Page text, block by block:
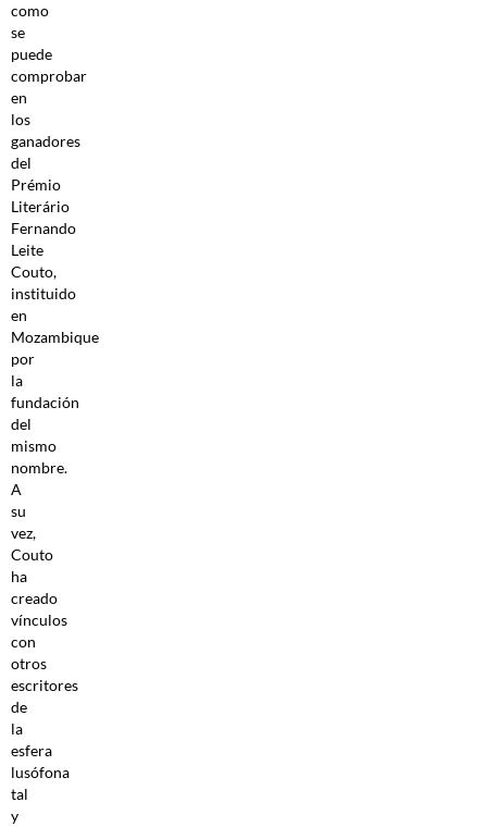
como
se
puede
comprobar
en
los
ganadores
del
Prémio
Literário
Fernando
Leite
Couto,
instituido
en
Mozambique
por
la
fundación
del
mismo
nombre.
A
su
vez,
Couto
ha
creado
vínculos
con
otros
escritores
de
la
esfera
lusófona
tal
y